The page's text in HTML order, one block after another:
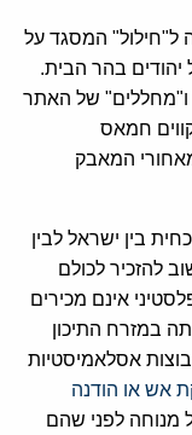
ל"חילול" המסגד על
יהודים בהר הבית.
ו"מחללים" של האתר
חמאס
מאחורי המאבק
בין ישראל לבין
להזכיר לכולם
אינם מכירים
במזרח התיכון
אסלאמיסטיות
אש או הודנה
מנוחה לפני שהם